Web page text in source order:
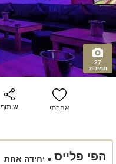
27
תמונות
אהבתי שיתוף
הפי פלייס יחידה אחת